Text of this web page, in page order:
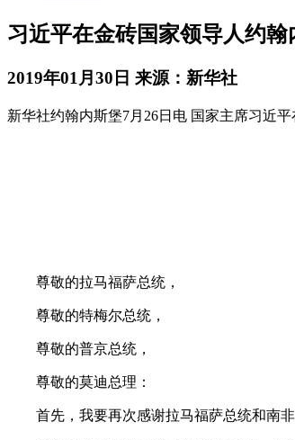
习近平在金砖国家领导人约翰
2019年01月30日 来源：新华社
新华社约翰内斯堡7月26日电 国家主席习近
尊敬的拉马福萨总统，
尊敬的特梅尔总统，
尊敬的普京总统，
尊敬的莫迪总理：
首先，我要再次感谢拉马福萨总统和南非